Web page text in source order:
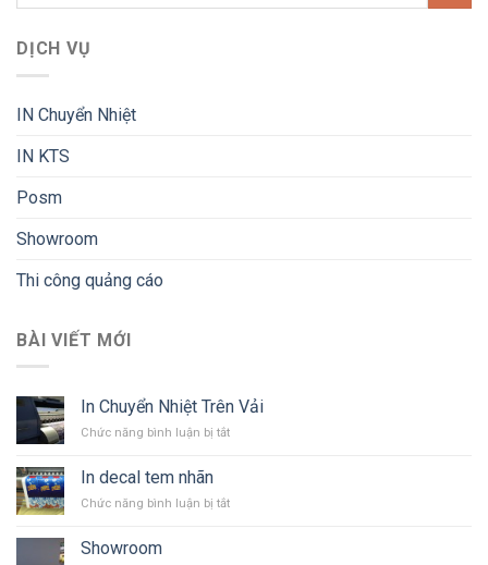
DỊCH VỤ
IN Chuyển Nhiệt
IN KTS
Posm
Showroom
Thi công quảng cáo
BÀI VIẾT MỚI
In Chuyển Nhiệt Trên Vải
Chức năng bình luận bị tắtở
Trên
In decal tem nhãn
Chức năng bình luận bị tắtở
Showroom